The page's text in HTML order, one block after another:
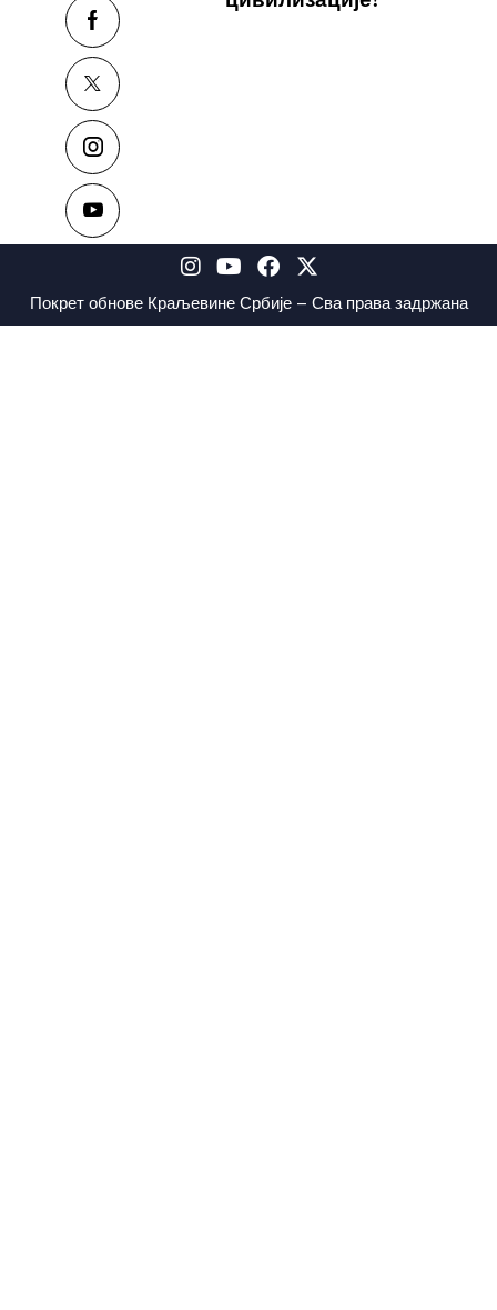
Покрет обнове Краљевине Србије – Сва права задржана